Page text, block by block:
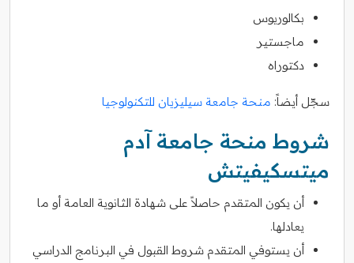
بكالوريوس
ماجستير
دكتوراه
سجّل أيضاً: منحة جامعة سيليزيان للتكنولوجيا
شروط منحة جامعة آدم
ميتسكيفيتش
أن يكون المتقدم حاصلاً على شهادة الثانوية العامة أو ما
يعادلها.
أن يستوفي المتقدم شروط القبول في البرنامج الدراسي